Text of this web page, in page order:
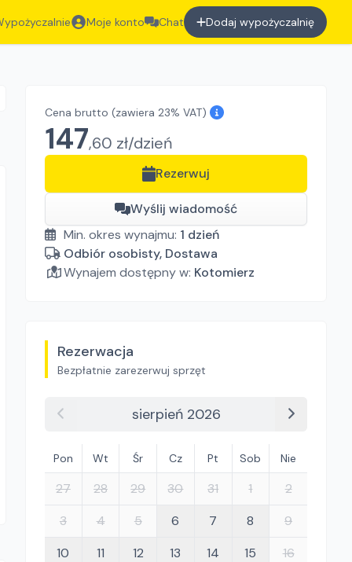
Moje konto Chat Dodaj wypożyczalnię
Cena brutto (zawiera 23% VAT)
147,60 zł/dzień
Rezerwuj
Wyślij wiadomość
Min. okres wynajmu: 1 dzień
Odbiór osobisty, Dostawa
Wynajem dostępny w: Kotomierz
Rezerwacja
Bezpłatnie zarezerwuj sprzęt
sierpień 2026
Pon Wt Śr Cz Pt Sob Nie
27 28 29 30 31 1
2
3
4 5 6 7 8
9
10
11 12 13 14 15
16